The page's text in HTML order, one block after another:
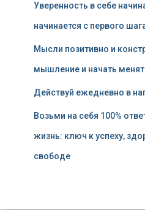
Уверенность в себе
начинается с первого
Мысли позитивно и
мышление и начать
Действуй ежедневно в
Возьми на себя 100%
жизнь: ключ к успеху,
свободе